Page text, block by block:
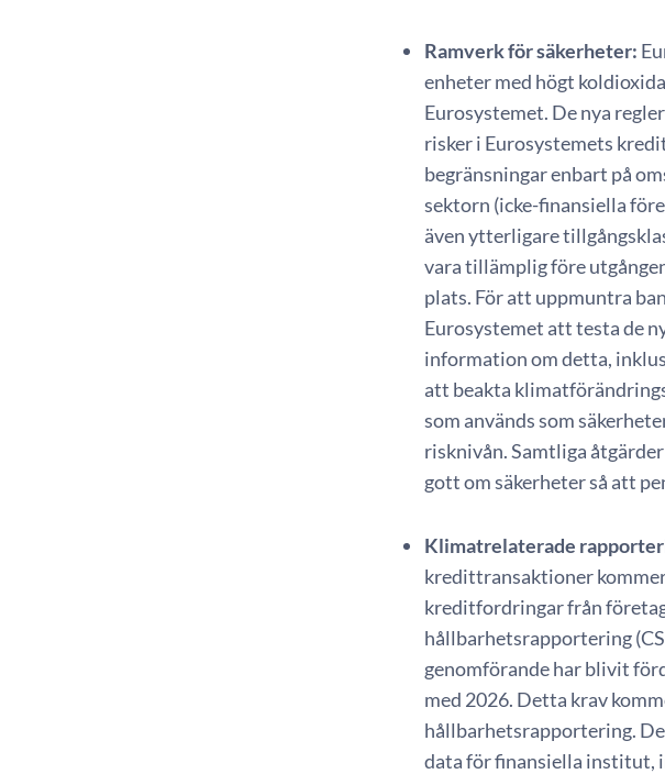
Ramverk för säkerheter:
enheter med högt
Eurosystemet. De nya
risker i Eurosystemets
begränsningar enbart på
sektorn (icke-finansiella
även ytterligare
vara tillämplig före
plats. För att uppmuntra
Eurosystemet att testa de
information om detta,
att beakta
som används som
risknivån. Samtliga
gott om säkerheter så att
Klimatrelaterade
kredittransaktioner
kreditfordringar från
hållbarhetsrapportering
genomförande har blivit
med 2026. Detta krav
hållbarhetsrapportering.
data för finansiella institut,